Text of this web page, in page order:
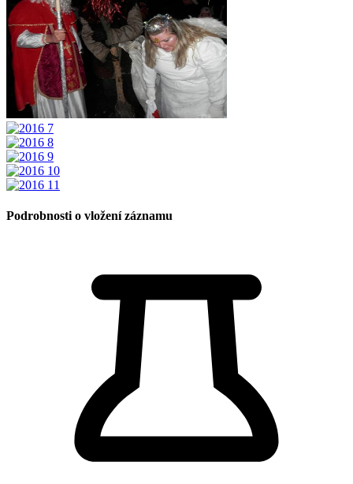
Podrobnosti o vložení záznamu